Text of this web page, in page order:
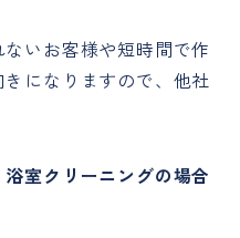
いお客様や短時間で作
になりますので、他社
室クリーニングの場合